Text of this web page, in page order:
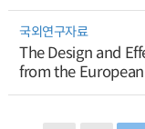
국외연구자료
The Design and
from the